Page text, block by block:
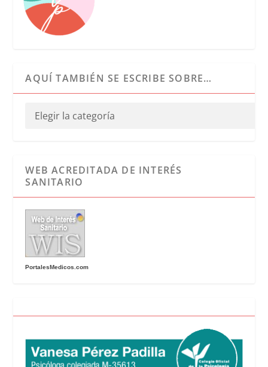
AQUÍ TAMBIÉN SE ESCRIBE SOBRE…
WEB ACREDITADA DE INTERÉS
SANITARIO
PortalesMedicos.com